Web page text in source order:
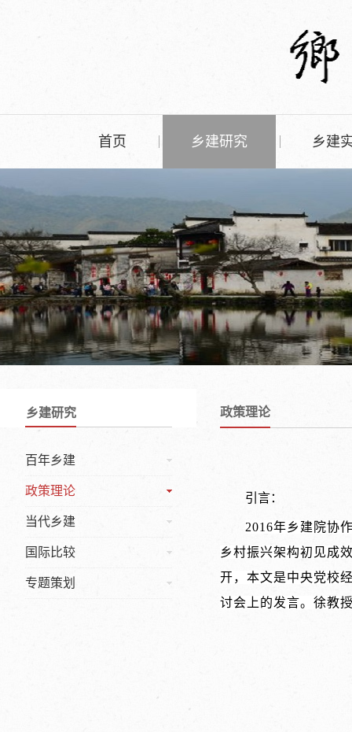
首页 乡建研究 乡建
乡建研究
百年乡建
政策理论
当代乡建
国际比较
专题策划
政策理论
引言：
2016年乡建院协
乡村振兴架构初见成
开，本文是中央党校
讨会上的发言。徐教